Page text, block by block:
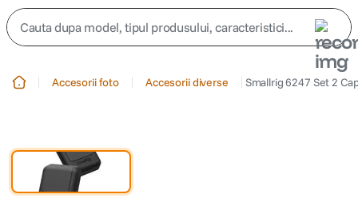
Cauta dupa model, tipul produsului, caracteristici...
2. trepied
3 trepied telefon
Accesorii foto Accesorii diverse Smallrig 6247 Set 2